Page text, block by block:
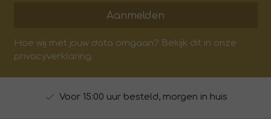
Aanmelden
Hoe wij met jouw data omgaan? Bekijk dit in onze
privacyverklaring.
Voor 15:00 uur besteld, morgen in huis